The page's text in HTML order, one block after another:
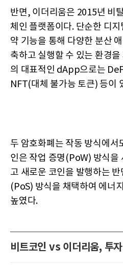
반면, 이더리움은 2015년 비
체인 플랫폼이다. 단순한 디지
약 기능을 통해 다양한 분산
축하고 실행할 수 있는 환경
의 대표적인 dApp으로는
NFT(대체 불가능 토큰) 등이
두 암호화폐는 작동 방식에서
인은 작업 증명(PoW) 방식을
고 새로운 코인을 발행하는
(PoS) 방식을 채택하여 에너
높였다.
비트코인 vs 이더리움, 투